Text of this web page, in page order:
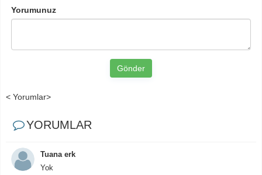
Yorumunuz
Gönder
< Yorumlar>
YORUMLAR
Tuana erk
Yok